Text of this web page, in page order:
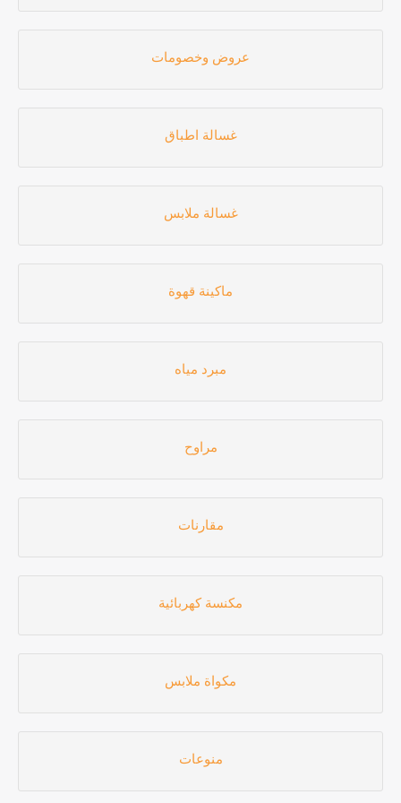
عروض وخصومات
غسالة اطباق
غسالة ملابس
ماكينة قهوة
مبرد مياه
مراوح
مقارنات
مكنسة كهربائية
مكواة ملابس
منوعات